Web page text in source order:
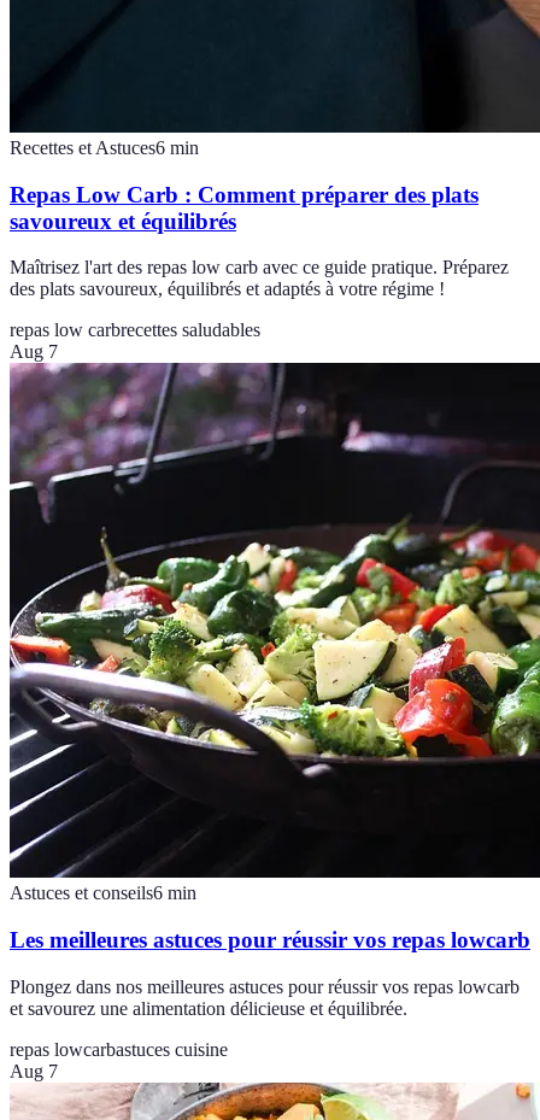
Recettes et Astuces6 min
Repas Low Carb : Comment préparer des plats
savoureux et équilibrés
Maîtrisez l'art des repas low carb avec ce guide pratique. Préparez
des plats savoureux, équilibrés et adaptés à votre régime !
repas low carbrecettes saludables
Aug 7
Astuces et conseils6 min
Les meilleures astuces pour réussir vos repas lowcarb
Plongez dans nos meilleures astuces pour réussir vos repas lowcarb
et savourez une alimentation délicieuse et équilibrée.
repas lowcarbastuces cuisine
Aug 7